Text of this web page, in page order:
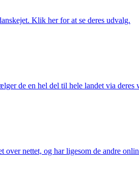
Klik her for at se deres udvalg.
de en hel del til hele landet via deres
nettet, og har ligesom de andre